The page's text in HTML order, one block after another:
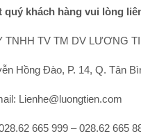
quý khách hàng vui lòng
TNHH TV TM DV LƯƠNG
Hồng Đào, P. 14, Q. Tân
Lienhe@luongtien.com
665 999 – 028.62 665